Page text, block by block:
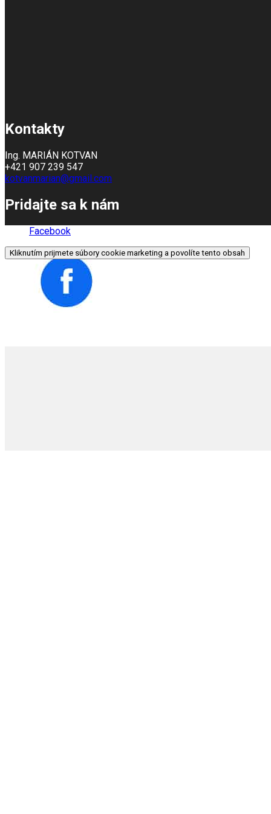
Kontakty
Ing. MARIÁN KOTVAN
+421 907 239 547
kotvanmarian@gmail.com
Pridajte sa k nám
Facebook
Kliknutím prijmete súbory cookie marketing a povolíte tento obsah